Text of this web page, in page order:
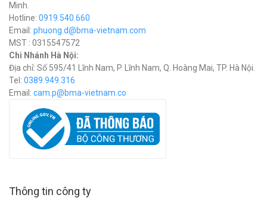
Minh.
Hotline: 0919.540.660
Email: phuong.d@bma-vietnam.com
MST : 0315547572
Chi Nhánh Hà Nội:
Địa chỉ: Số 595/41 Lĩnh Nam, P. Lĩnh Nam, Q. Hoàng Mai, TP. Hà Nội.
Tel: 0389.949.316
Email: cam.p@bma-vietnam.co
Thông tin công ty